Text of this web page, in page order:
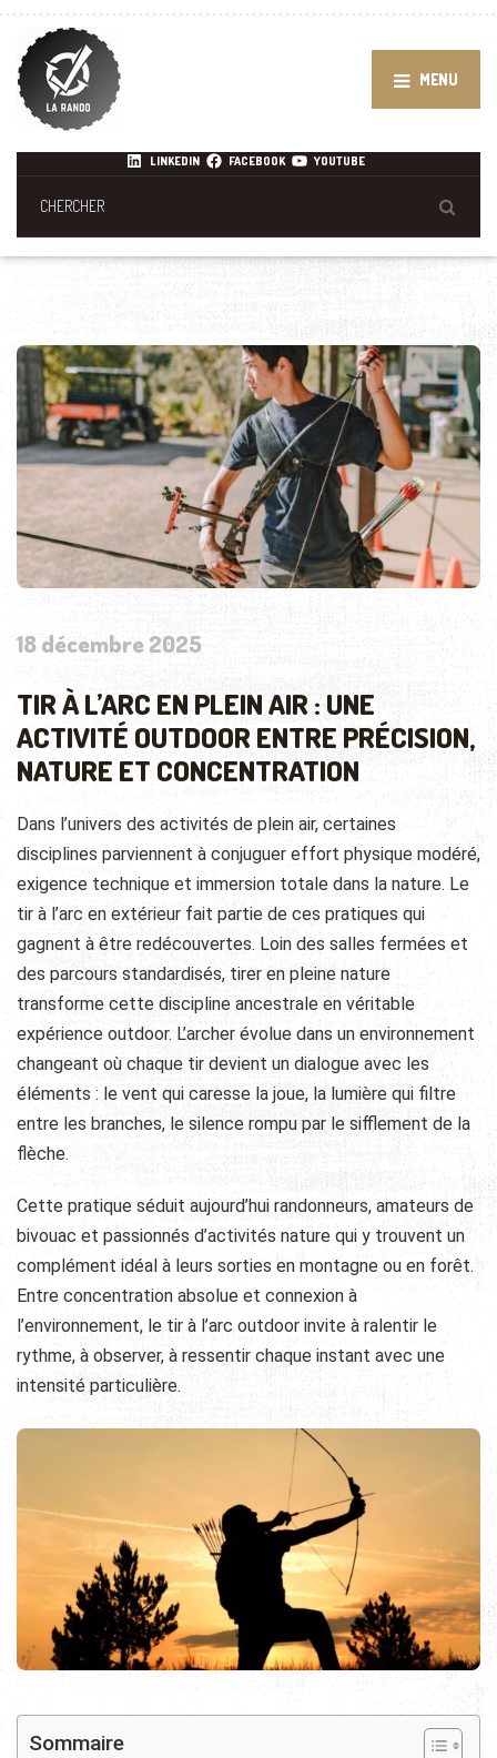
MENU
LINKEDIN FACEBOOK YOUTUBE
18 décembre 2025
TIR À L’ARC EN PLEIN AIR : UNE
ACTIVITÉ OUTDOOR ENTRE PRÉCISION,
NATURE ET CONCENTRATION
Dans l’univers des activités de plein air, certaines
disciplines parviennent à conjuguer effort physique modéré,
exigence technique et immersion totale dans la nature. Le
tir à l’arc en extérieur fait partie de ces pratiques qui
gagnent à être redécouvertes. Loin des salles fermées et
des parcours standardisés, tirer en pleine nature
transforme cette discipline ancestrale en véritable
expérience outdoor. L’archer évolue dans un environnement
changeant où chaque tir devient un dialogue avec les
éléments : le vent qui caresse la joue, la lumière qui filtre
entre les branches, le silence rompu par le sifflement de la
flèche.
Cette pratique séduit aujourd’hui randonneurs, amateurs de
bivouac et passionnés d’activités nature qui y trouvent un
complément idéal à leurs sorties en montagne ou en forêt.
Entre concentration absolue et connexion à
l’environnement, le tir à l’arc outdoor invite à ralentir le
rythme, à observer, à ressentir chaque instant avec une
intensité particulière.
Sommaire